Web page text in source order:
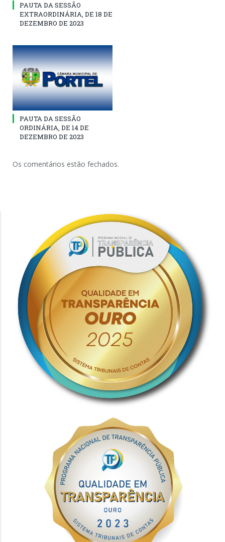
PAUTA DA SESSÃO
EXTRAORDINÁRIA, DE 18 DE
DEZEMBRO DE 2023
PAUTA DA SESSÃO
ORDINÁRIA, DE 14 DE
DEZEMBRO DE 2023
Os comentários estão fechados.